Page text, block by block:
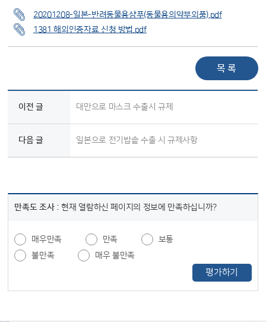
20201208-일본-반려동물용샴푸(동물용의약부외품).pdf
1381 해외인증자료 신청 방법.pdf
목 록
이전 글 대만으로 마스크 수출시 규제
다음 글 일본으로 전기밥솥 수출 시 규제사항
만족도 조사 :현재 열람하신 페이지의 정보에 만족하십니까?
매우만족 만족
보통
불만족
매우 불만족
평가하기